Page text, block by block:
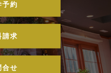
予約
請求
合せ